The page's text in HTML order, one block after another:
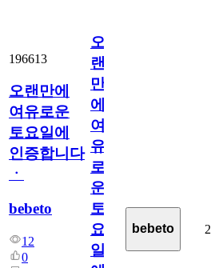
196613
오랜만에
여유로운
토요일에
인증합니다
ㆍ
bebeto
12
0
오
랜
만
에
여
유
로
운
토
요
일
bebeto